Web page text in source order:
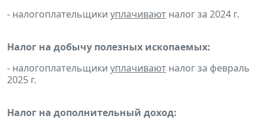
- налогоплательщики уплачивают налог за 2024 г.
Налог на добычу полезных ископаемых:
- налогоплательщики уплачивают налог за февраль
2025 г.
Налог на дополнительный доход: